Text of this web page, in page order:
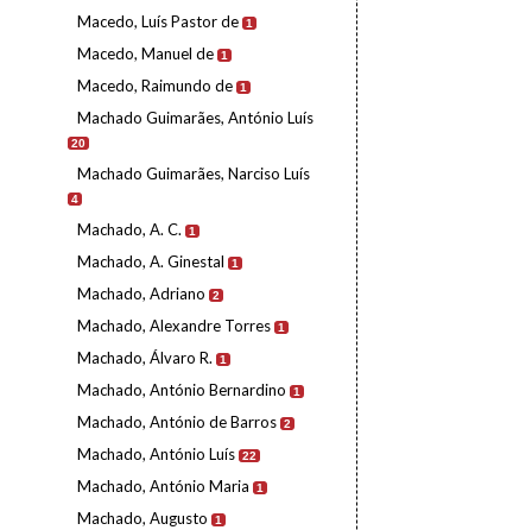
Macedo, Luís Pastor de 1
Macedo, Manuel de 1
Macedo, Raimundo de 1
Machado Guimarães, António Luís
20
Machado Guimarães, Narciso Luís
4
Machado, A. C. 1
Machado, A. Ginestal 1
Machado, Adriano 2
Machado, Alexandre Torres 1
Machado, Álvaro R. 1
Machado, António Bernardino 1
Machado, António de Barros 2
Machado, António Luís 22
Machado, António Maria 1
Machado, Augusto 1